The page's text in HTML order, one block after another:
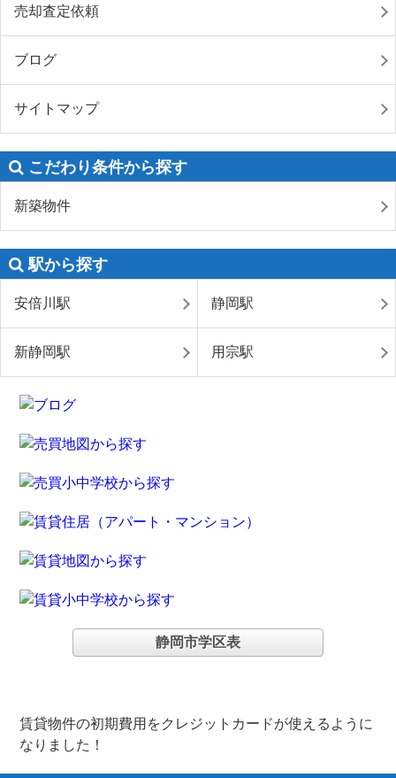
売却査定依頼
ブログ
サイトマップ
こだわり条件から探す
新築物件
駅から探す
安倍川駅 静岡駅
新静岡駅 用宗駅
静岡市学区表
賃貸物件の初期費用をクレジットカードが使えるように
なりました！